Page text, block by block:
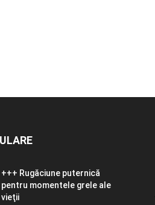
+++ Rugăciune puternică
pentru momentele grele ale
vieţii